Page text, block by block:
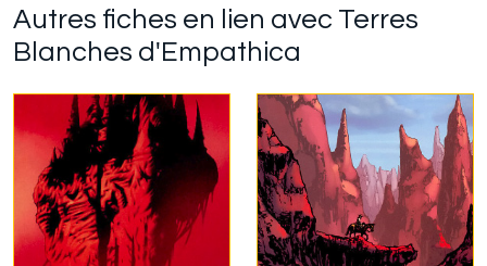
Autres fiches en lien avec Terres
Blanches d'Empathica